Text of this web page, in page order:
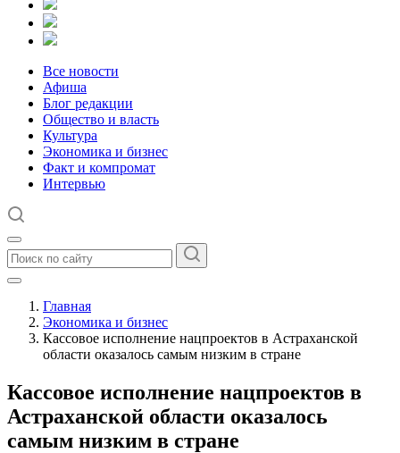
Все новости
Афиша
Блог редакции
Общество и власть
Культура
Экономика и бизнес
Факт и компромат
Интервью
Главная
Экономика и бизнес
Кассовое исполнение нацпроектов в Астраханской
области оказалось самым низким в стране
Кассовое исполнение нацпроектов в
Астраханской области оказалось
самым низким в стране